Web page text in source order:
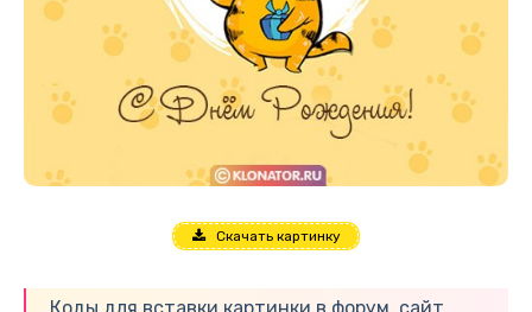
Скачать картинку